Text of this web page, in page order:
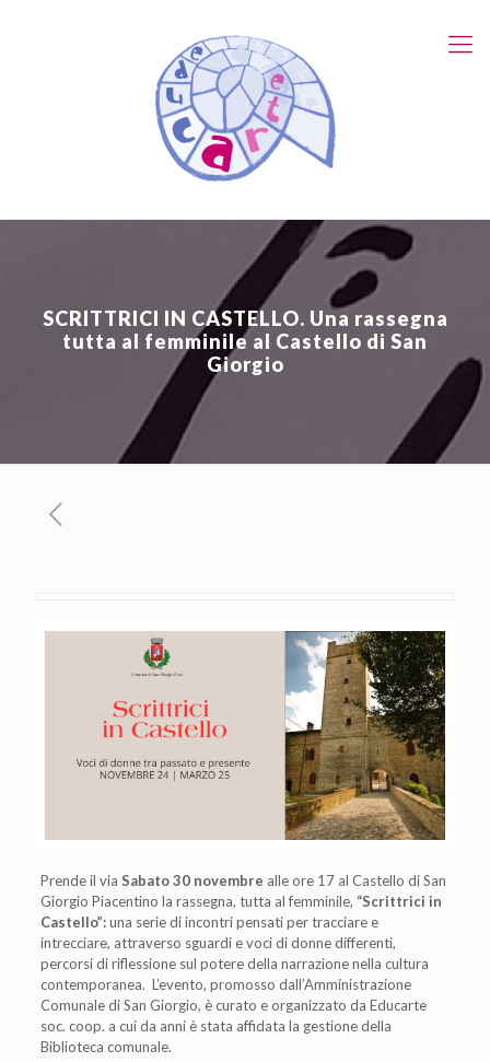
SCRITTRICI IN CASTELLO. Una rassegna
tutta al femminile al Castello di San
Giorgio
Prende il via Sabato 30 novembre alle ore 17 al Castello di San
Giorgio Piacentino la rassegna, tutta al femminile, “Scrittrici in
Castello”:una serie di incontri pensati per tracciare e
intrecciare, attraverso sguardi e voci di donne differenti,
percorsi di riflessione sul potere della narrazione nella cultura
contemporanea. L’evento, promosso dall’Amministrazione
Comunale di San Giorgio, è curato e organizzato da Educarte
soc. coop. a cui da anni è stata affidata la gestione della
Biblioteca comunale.